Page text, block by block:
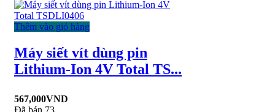
Thêm vào giỏ hàng
Máy siết vít dùng pin
Lithium-Ion 4V Total TS...
567,000VND
Đã bán 73